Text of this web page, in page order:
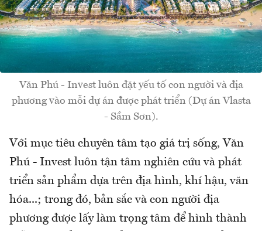
Văn Phú - Invest luôn đặt yếu tố con người và địa
phương vào mỗi dự án được phát triển (Dự án Vlasta
- Sầm Sơn).
Với mục tiêu chuyên tâm tạo giá trị sống, Văn
Phú - Invest luôn tận tâm nghiên cứu và phát
triển sản phẩm dựa trên địa hình, khí hậu, văn
hóa...; trong đó, bản sắc và con người địa
phương được lấy làm trọng tâm để hình thành